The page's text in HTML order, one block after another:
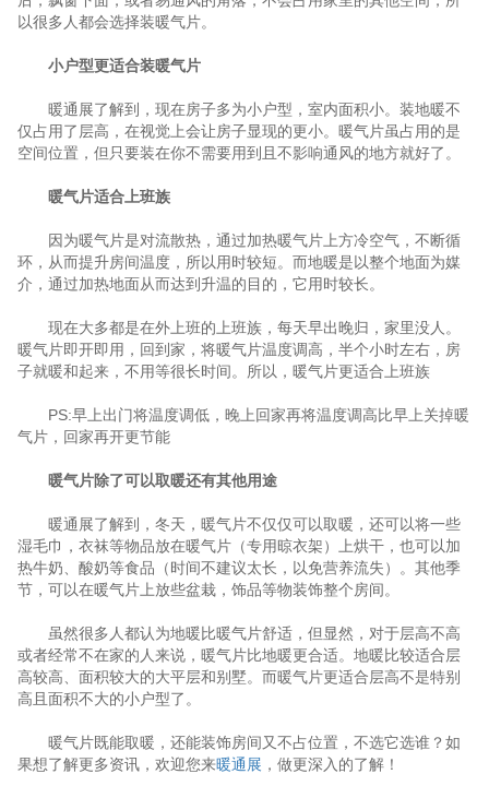
以很多人都会选择装暖气片。
小户型更适合装暖气片
暖通展了解到，现在房子多为小户型，室内面积小。装地暖不
仅占用了层高，在视觉上会让房子显现的更小。暖气片虽占用的是
空间位置，但只要装在你不需要用到且不影响通风的地方就好了。
暖气片适合上班族
因为暖气片是对流散热，通过加热暖气片上方冷空气，不断循
环，从而提升房间温度，所以用时较短。而地暖是以整个地面为媒
介，通过加热地面从而达到升温的目的，它用时较长。
现在大多都是在外上班的上班族，每天早出晚归，家里没人。
暖气片即开即用，回到家，将暖气片温度调高，半个小时左右，房
子就暖和起来，不用等很长时间。所以，暖气片更适合上班族
PS:早上出门将温度调低，晚上回家再将温度调高比早上关掉暖
气片，回家再开更节能
暖气片除了可以取暖还有其他用途
暖通展了解到，冬天，暖气片不仅仅可以取暖，还可以将一些
湿毛巾，衣袜等物品放在暖气片（专用晾衣架）上烘干，也可以加
热牛奶、酸奶等食品（时间不建议太长，以免营养流失）。其他季
节，可以在暖气片上放些盆栽，饰品等物装饰整个房间。
虽然很多人都认为地暖比暖气片舒适，但显然，对于层高不高
或者经常不在家的人来说，暖气片比地暖更合适。地暖比较适合层
高较高、面积较大的大平层和别墅。而暖气片更适合层高不是特别
高且面积不大的小户型了。
暖气片既能取暖，还能装饰房间又不占位置，不选它选谁？如
果想了解更多资讯，欢迎您来暖通展 ，做更深入的了解！